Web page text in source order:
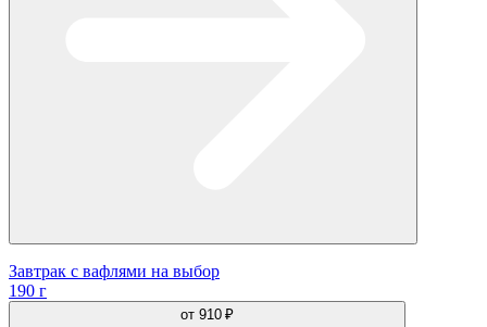
Завтрак с вафлями на выбор
190 г
от 910 ₽